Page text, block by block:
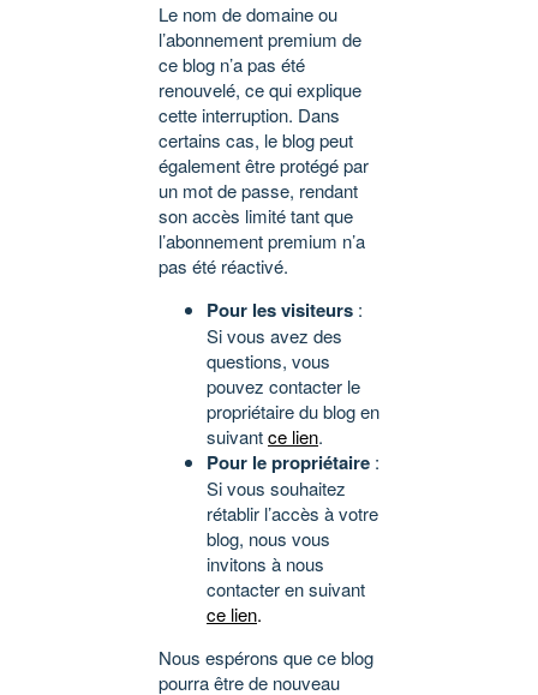
Le nom de domaine ou
l’abonnement premium de
ce blog n’a pas été
renouvelé, ce qui explique
cette interruption. Dans
certains cas, le blog peut
également être protégé par
un mot de passe, rendant
son accès limité tant que
l’abonnement premium n’a
pas été réactivé.
Pour les visiteurs :
Si vous avez des
questions, vous
pouvez contacter le
propriétaire du blog en
suivantce lien.
Pour le propriétaire :
Si vous souhaitez
rétablir l’accès à votre
blog, nous vous
invitons à nous
contacter en suivant
ce lien.
Nous espérons que ce blog
pourra être de nouveau